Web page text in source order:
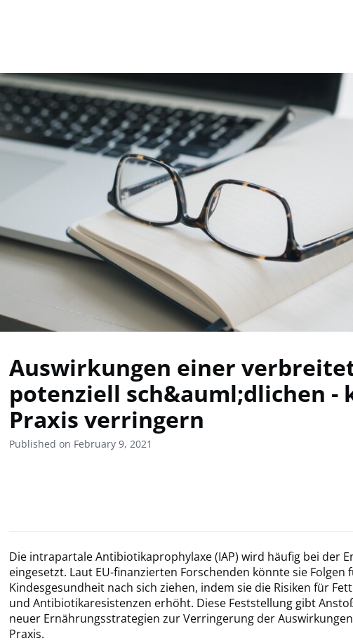
Engage with CMINE SMI2G 2026
Auswirkungen einer
potenziell sch&auml;dlichen -
Praxis verringern
Published on February 9, 2021
Die intrapartale Antibiotikaprophylaxe (IAP) wird häufig bei der
eingesetzt. Laut EU-finanzierten Forschenden könnte sie Folgen
Kindesgesundheit nach sich ziehen, indem sie die Risiken für
und Antibiotikaresistenzen erhöht. Diese Feststellung gibt
neuer Ernährungsstrategien zur Verringerung der
Praxis.